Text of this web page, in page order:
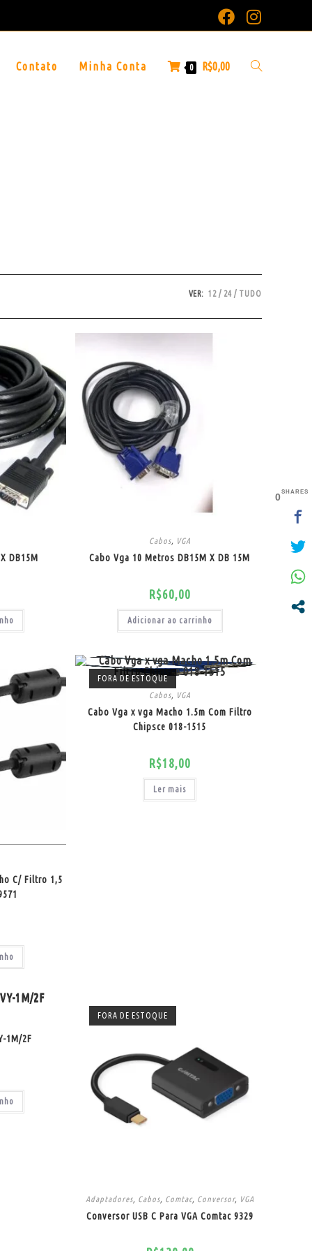
Contato Minha Conta 0 R$0,00
VER: 12 24 TUDO
DB15M
Cabos, VGA
Cabo Vga 10 Metros DB15M X DB 15M
R$60,00
Adicionar ao carrinho
C/ Filtro 1,5
FORA DE ESTOQUE
Cabos, VGA
Cabo Vga x vga Macho 1.5m Com Filtro
Chipsce 018-1515
R$18,00
Ler mais
1M/2F
FORA DE ESTOQUE
Adaptadores, Cabos, Comtac, Conversor, VGA
Conversor USB C Para VGA Comtac 9329
0SHARES